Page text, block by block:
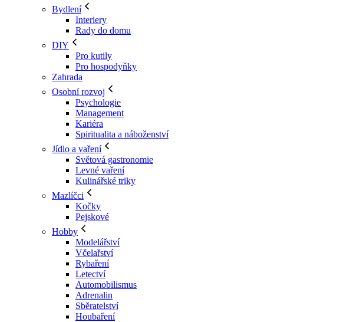
Bydlení
Interiery
Rady do domu
DIY
Pro kutily
Pro hospodyňky
Zahrada
Osobní rozvoj
Psychologie
Management
Kariéra
Spiritualita a náboženství
Jídlo a vaření
Světová gastronomie
Levné vaření
Kulinářské triky
Mazlíčci
Kočky
Pejskové
Hobby
Modelářství
Včelařství
Rybaření
Letectví
Automobilismus
Adrenalin
Sběratelství
Houbaření